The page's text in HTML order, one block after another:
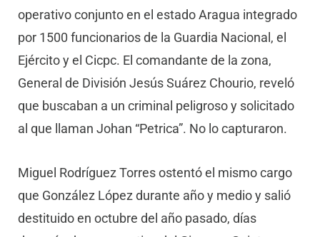
operativo conjunto en el estado Aragua integrado
por 1500 funcionarios de la Guardia Nacional, el
Ejército y el Cicpc. El comandante de la zona,
General de División Jesús Suárez Chourio, reveló
que buscaban a un criminal peligroso y solicitado
al que llaman Johan “Petrica”. No lo capturaron.
Miguel Rodríguez Torres ostentó el mismo cargo
que González López durante año y medio y salió
destituido en octubre del año pasado, días